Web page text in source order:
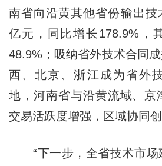
南省向沿黄其他省份输出技
亿元，同比增长178.9%，
48.9%；吸纳省外技术合同
西、北京、浙江成为省外
地，河南省与沿黄流域、京
交易活跃度增强，区域协同创
“下一步，全省技术市场